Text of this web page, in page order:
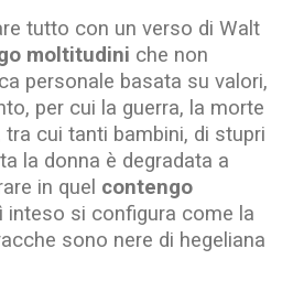
tutto con un verso di Walt
moltitudini che non
personale basata su valori,
per cui la guerra, la morte
cui tanti bambini, di stupri
la donna è degradata a
in quel contengo
inteso si configura come la
sono nere di hegeliana